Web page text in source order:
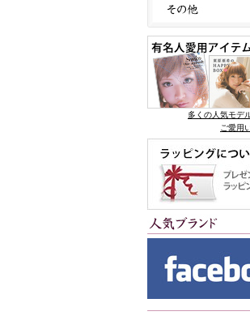
多くの人気モデ
ご愛用